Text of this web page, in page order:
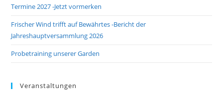
Termine 2027 -Jetzt vormerken
Frischer Wind trifft auf Bewährtes -Bericht der
Jahreshauptversammlung 2026
Probetraining unserer Garden
Veranstaltungen